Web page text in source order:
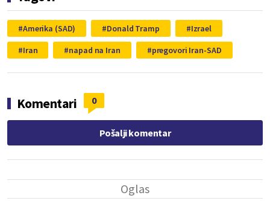
Amerika (SAD) Donald Tramp
Izrael
Iran
napad na Iran pregovori Iran-SAD
Komentari 0
Pošalji komentar